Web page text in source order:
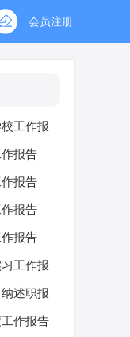
会员注册
工作报
报告
报告
报告
报告
报告
工作报
述职报
作报告